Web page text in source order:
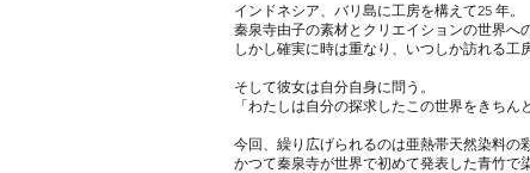
インドネシア、バリ島に工房を構えて25 年。
秦泉寺由子の素材とクリエイションの世界へ
しかし確実に時は重なり、いつしか訪れる工
そして彼女は自分自身に問う。
「わたしは自分の探求したこの世界をきちん
今回、繰り広げられるのは亜熱帯天然染料の彩
かつて秦泉寺が世界で初めて発表した青竹で